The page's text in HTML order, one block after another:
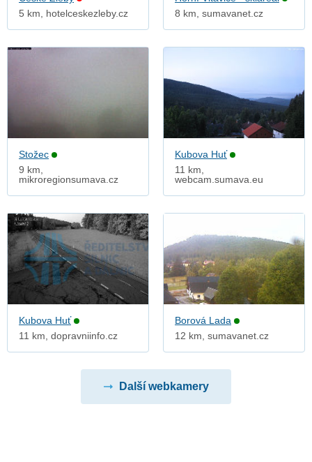
5 km, hotelceskezleby.cz
8 km, sumavanet.cz
Stožec
9 km,
mikroregionsumava.cz
Kubova Huť
11 km,
webcam.sumava.eu
Kubova Huť
11 km, dopravniinfo.cz
Borová Lada
12 km, sumavanet.cz
Další webkamery